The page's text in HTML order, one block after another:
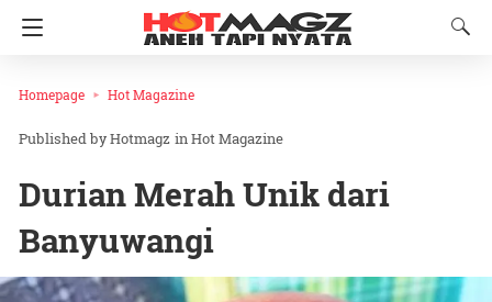
Homepage Hot Magazine
Hotmagz inHot Magazine
Durian Merah Unik dari
Banyuwangi